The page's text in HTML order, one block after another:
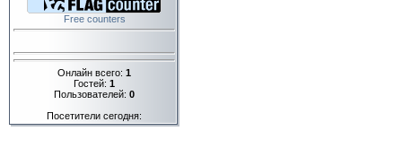
Free counters
Онлайн всего: 1
Гостей: 1
Пользователей: 0
Посетители сегодня: